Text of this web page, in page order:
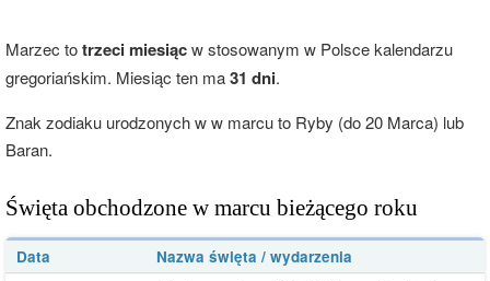
Marzec totrzeci miesiącw stosowanym w Polsce kalendarzu
gregoriańskim. Miesiąc ten ma31 dni.
Znak zodiaku urodzonych w w marcu to Ryby (do 20 Marca) lub
Baran.
Święta obchodzone w marcu bieżącego roku
Data Nazwa święta / wydarzenia